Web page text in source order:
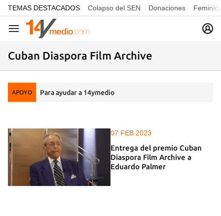
common.go-to-content
TEMAS DESTACADOS Colapso del SEN Donaciones
Navegación
Cuban Diaspora Film Archive
APOYO Para ayudar a 14ymedio
07 FEB 2023
Entrega del premio Cuban
Diaspora Film Archive a
Eduardo Palmer